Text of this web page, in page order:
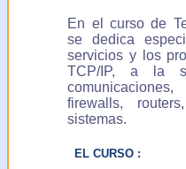
En el curso de
se dedica
servicios y los
TCP/IP, a la
firewalls,
sistemas.
EL CURSO :